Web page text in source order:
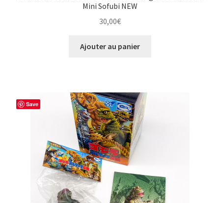
Mini Sofubi NEW
30,00€
Ajouter au panier
Save